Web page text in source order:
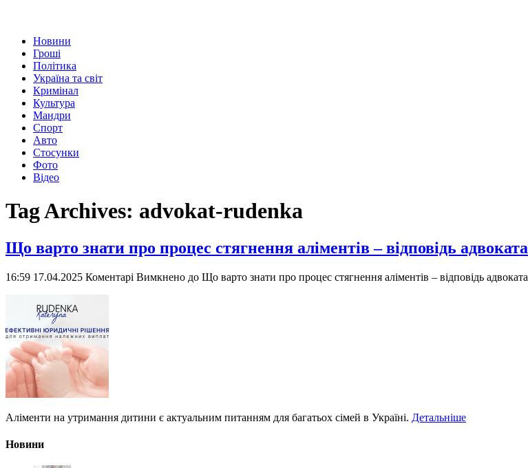
Новини
Гроші
Політика
Україна та світ
Кримінал
Культура
Мандри
Спорт
Авто
Стосунки
Фото
Відео
Tag Archives: advokat-rudenka
Що варто знати про процес стягнення аліментів – відповідь адвоката
16:59 17.04.2025 Коментарі Вимкнено до Що варто знати про процес стягнення аліментів – відповідь адвоката
Аліменти на утримання дитини є актуальним питанням для багатьох сімей в Україні. Детальніше
Новини